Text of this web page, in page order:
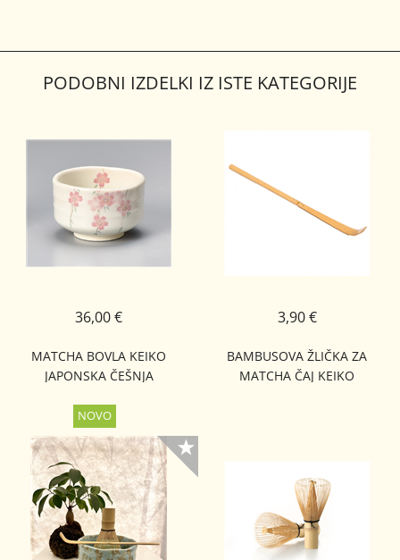
PODOBNI IZDELKI IZ ISTE KATEGORIJE
MATCHA BOVLA KEIKO
JAPONSKA ČEŠNJA
36,00 €
BAMBUSOVA ŽLIČKA ZA
MATCHA ČAJ KEIKO
3,90 €